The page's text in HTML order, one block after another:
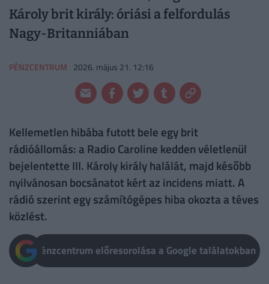
Károly brit király: óriási a felfordulás
Nagy-Britanniában
PÉNZCENTRUM 2026. május 21. 12:16
Kellemetlen hibába futott bele egy brit
rádióállomás: a Radio Caroline kedden véletlenül
bejelentette III. Károly király halálát, majd később
nyilvánosan bocsánatot kért az incidens miatt. A
rádió szerint egy számítógépes hiba okozta a téves
közlést.
Pénzcentrum előresorolása a Google találatokban